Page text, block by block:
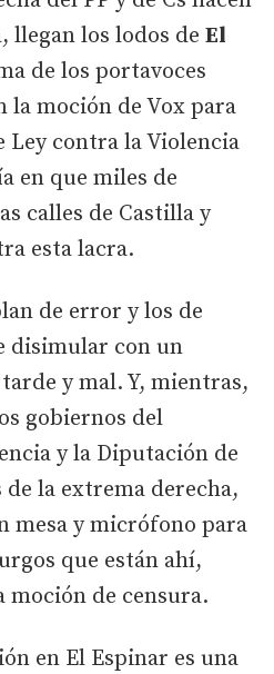
llegan los lodos de El
de los portavoces
la moción de Vox para
Ley contra la Violencia
en que miles de
calles de Castilla y
esta lacra.
de error y los de
disimular con un
y mal. Y, mientras,
gobiernos del
y la Diputación de
la extrema derecha,
mesa y micrófono para
que están ahí,
moción de censura.
en El Espinar es una